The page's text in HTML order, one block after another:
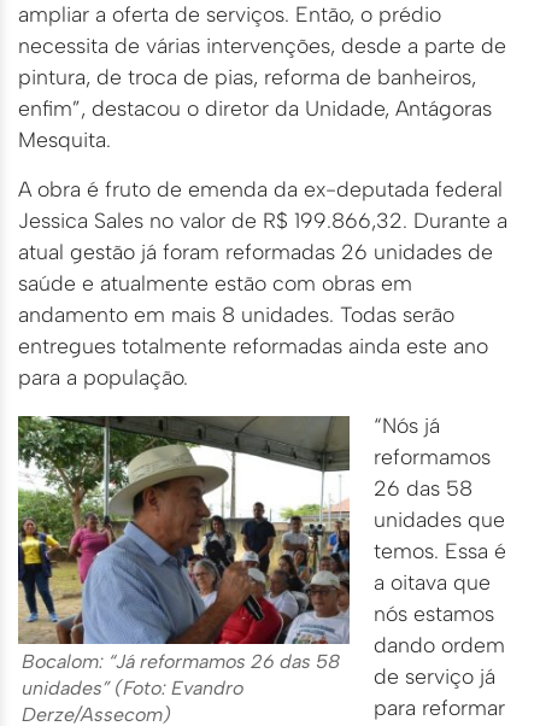
ampliar a oferta de serviços. Então, o prédio
necessita de várias intervenções, desde a parte de
pintura, de troca de pias, reforma de banheiros,
enfim”, destacou o diretor da Unidade, Antágoras
Mesquita.
A obra é fruto de emenda da ex-deputada federal
Jessica Sales no valor de R$ 199.866,32. Durante a
atual gestão já foram reformadas 26 unidades de
saúde e atualmente estão com obras em
andamento em mais 8 unidades. Todas serão
entregues totalmente reformadas ainda este ano
para a população.
Bocalom: “Já reformamos 26 das 58
unidades” (Foto: Evandro
Derze/Assecom)
“Nós já
reformamos
26 das 58
unidades que
temos. Essa é
a oitava que
nós estamos
dando ordem
de serviço já
para reformar